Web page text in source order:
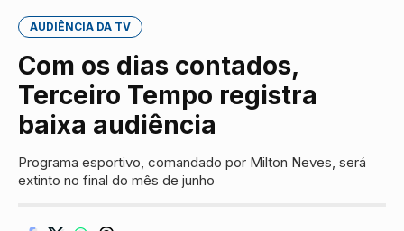
AUDIÊNCIA DA TV
Com os dias contados,
Terceiro Tempo registra
baixa audiência
Programa esportivo, comandado por Milton Neves, será
extinto no final do mês de junho